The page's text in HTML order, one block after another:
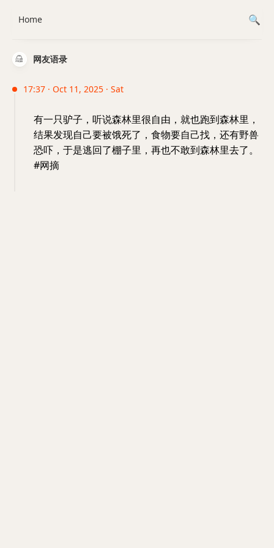
网友语录
17:37 · Oct 11, 2025 · Sat
有一只驴子，听说森林里很自由，就也跑到森林里，
结果发现自己要被饿死了，食物要自己找，还有野兽
恐吓，于是逃回了棚子里，再也不敢到森林里去了。
#网摘
Home